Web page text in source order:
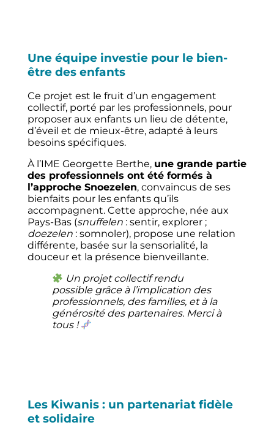
Une équipe investie pour le bien-
être des enfants
Ce projet est le fruit d’un engagement
collectif, porté par les professionnels, pour
proposer aux enfants un lieu de détente,
d’éveil et de mieux-être, adapté à leurs
besoins spécifiques.
À l’IME Georgette Berthe, une grande partie
des professionnels ont été formés à
l’approche Snoezelen, convaincus de ses
bienfaits pour les enfants qu’ils
accompagnent. Cette approche, née aux
Pays-Bas (snuffelen: sentir, explorer ;
doezelen: somnoler), propose une relation
différente, basée sur la sensorialité, la
douceur et la présence bienveillante.
Un projet collectif rendu
possible grâce à l’implication des
professionnels, des familles, et à la
générosité des partenaires. Merci à
tous !
Les Kiwanis : un partenariat fidèle
et solidaire